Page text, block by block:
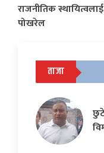
राजनीतिक
पोखरेल
ताजा